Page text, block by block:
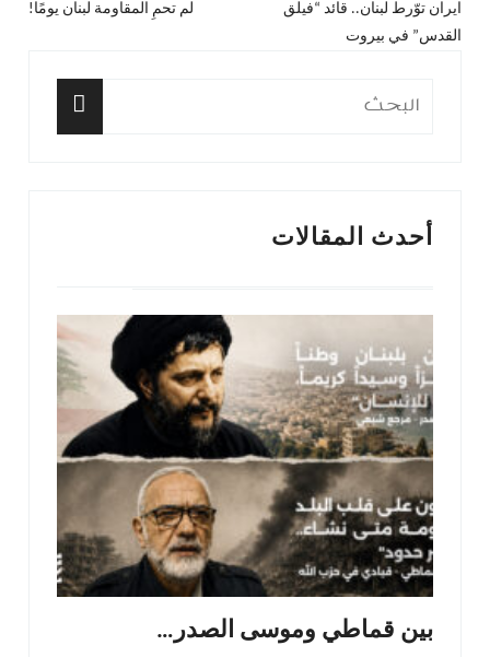
المقالات
المقال
ايران توّرط لبنان.. قائد “فيلق
القدس” في بيروت
لم تحمِ المقاومة لبنان يومًا!
البحث
أحدث المقالات
بين قماطي وموسى الصدر…